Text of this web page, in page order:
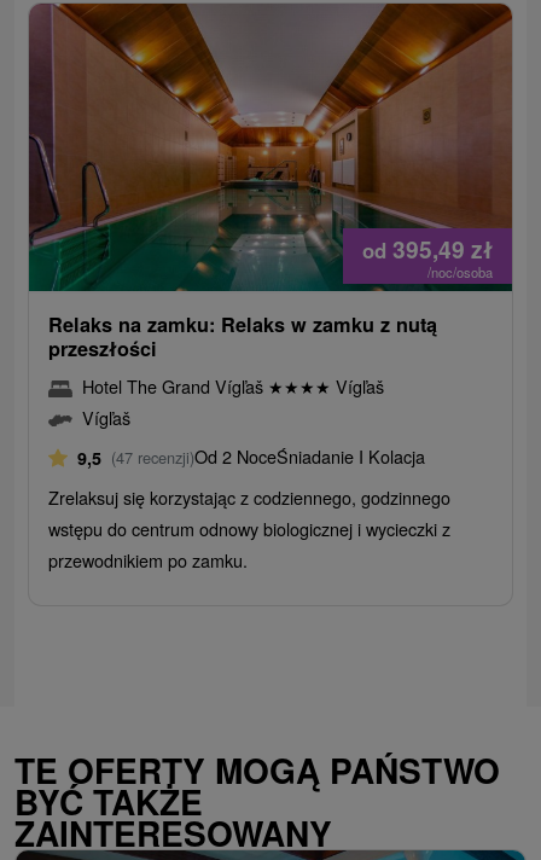
od 395,49 zł
/noc/osoba
Relaks na zamku: Relaks w zamku z nutą
przeszłości
Hotel The Grand Vígľaš ★★★★ Vígľaš
Vígľaš
9,5 (47 recenzji)Od 2 NoceŚniadanie I Kolacja
Zrelaksuj się korzystając z codziennego, godzinnego
wstępu do centrum odnowy biologicznej i wycieczki z
przewodnikiem po zamku.
TE OFERTY MOGĄ PAŃSTWO
BYĆ TAKŻE
ZAINTERESOWANY